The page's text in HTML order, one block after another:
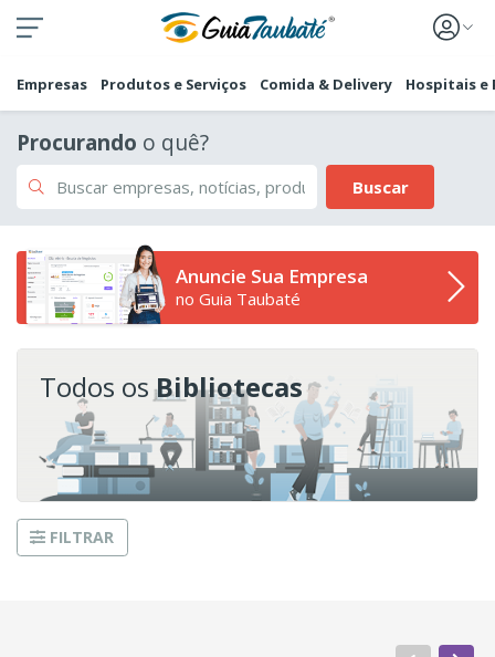
Empresas Produtos e Serviços Comida & Delivery Hospitais e
Procurando o quê?
Buscar
Anuncie Sua Empresa
no Guia Taubaté
Todos osBibliotecas
FILTRAR